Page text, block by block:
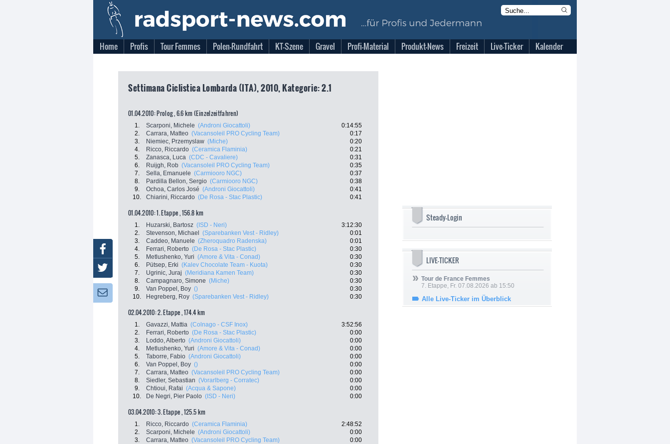
Home Profis Tour Femmes Polen-Rundfahrt KT-Szene Gravel Profi-Material Produkt-News Freizeit Live-Ticker Kalender
Settimana Ciclistica Lombarda (ITA), 2010, Kategorie: 2.1
01.04.2010: Prolog , 6.6 km (Einzelzeitfahren)
1. Scarponi, Michele (Androni Giocattoli)
0:14:55
2.
Carrara, Matteo (Vacansoleil PRO Cycling Team)
0:17
3.
Niemiec, Przemyslaw (Miche)
0:20
4.
Ricco, Riccardo (Ceramica Flaminia)
0:21
5.
Zanasca, Luca (CDC - Cavaliere)
0:31
6.
Ruijgh, Rob (Vacansoleil PRO Cycling Team)
0:35
7.
Sella, Emanuele (Carmiooro NGC)
0:37
8.
Pardilla Bellon, Sergio (Carmiooro NGC)
0:38
9.
Ochoa, Carlos José (Androni Giocattoli)
0:41
10.
Chiarini, Riccardo (De Rosa - Stac Plastic) 0:41
01.04.2010: 1. Etappe , 156.8 km
1. Huzarski, Bartosz (ISD - Neri)
3:12:30
2.
Stevenson, Michael (Sparebanken Vest - Ridley)
0:01
3.
Caddeo, Manuele (Zheroquadro Radenska)
0:01
4.
Ferrari, Roberto (De Rosa - Stac Plastic)
0:30
5.
Metlushenko, Yuri (Amore & Vita - Conad)
0:30
6.
Pütsep, Erki (Kalev Chocolate Team - Kuota)
0:30
7.
Ugrinic, Juraj (Meridiana Kamen Team)
0:30
8.
Campagnaro, Simone (Miche)
0:30
9.
Van Poppel, Boy ()
0:30
10.
Hegreberg, Roy (Sparebanken Vest - Ridley) 0:30
02.04.2010: 2. Etappe , 174.4 km
1. Gavazzi, Mattia (Colnago - CSF Inox)
3:52:56
2.
Ferrari, Roberto (De Rosa - Stac Plastic)
0:00
3.
Loddo, Alberto (Androni Giocattoli)
0:00
4.
Metlushenko, Yuri (Amore & Vita - Conad)
0:00
5.
Taborre, Fabio (Androni Giocattoli)
0:00
6.
Van Poppel, Boy ()
0:00
7.
Carrara, Matteo (Vacansoleil PRO Cycling Team)
0:00
8.
Siedler, Sebastian (Vorarlberg - Corratec)
0:00
9.
Chtioui, Rafai (Acqua & Sapone)
0:00
10.
De Negri, Pier Paolo (ISD - Neri) 0:00
03.04.2010: 3. Etappe , 125.5 km
1. Ricco, Riccardo (Ceramica Flaminia)
2:48:52
2.
Scarponi, Michele (Androni Giocattoli)
0:00
3.
Carrara, Matteo (Vacansoleil PRO Cycling Team)
0:00
Steady-Login
LIVE-TICKER
Tour de France Femmes
7. Etappe, Fr. 07.08.2026 ab 15:50
Alle Live-Ticker im Überblick
Facebook
Twitter
Newsletter: